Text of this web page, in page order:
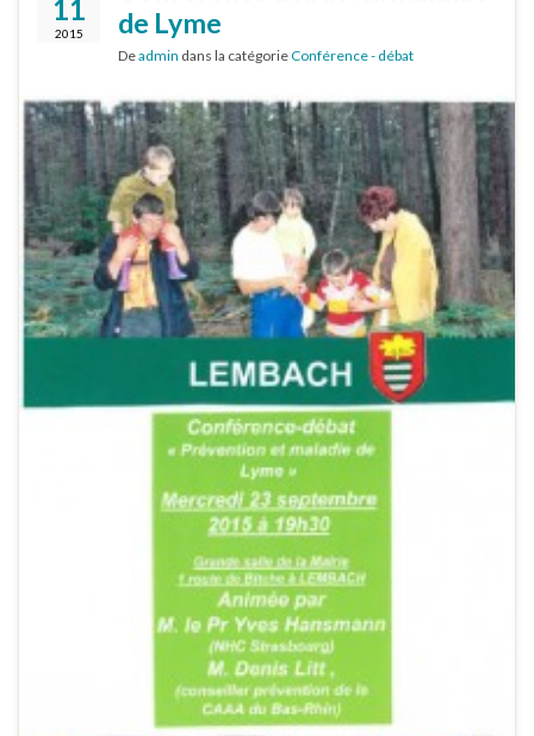
11
2015
de Lyme
Deadmin dans la catégorieConférence - débat